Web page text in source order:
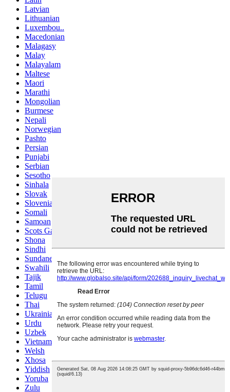
Latvian
Lithuanian
Luxembou..
Macedonian
Malagasy
Malay
Malayalam
Maltese
Maori
Marathi
Mongolian
Burmese
Nepali
Norwegian
Pashto
Persian
Punjabi
Serbian
Sesotho
Sinhala
Slovak
Slovenian
Somali
Samoan
Scots Gaelic
Shona
Sindhi
Sundanese
Swahili
Tajik
Tamil
Telugu
Thai
Ukrainian
Urdu
Uzbek
Vietnamese
Welsh
Xhosa
Yiddish
Yoruba
Zulu